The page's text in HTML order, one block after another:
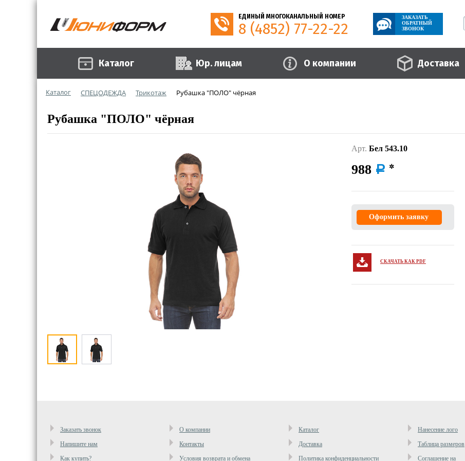
ЕДИНЫЙ МНОГОКАНАЛЬНЫЙ НОМЕР
8 (4852) 77-22-22
ЗАКАЗАТЬ
ОБРАТНЫЙ
ЗВОНОК
Каталог Юр. лицам О компании Доставка
Каталог СПЕЦОДЕЖДА Трикотаж Рубашка "ПОЛО" чёрная
Рубашка "ПОЛО" чёрная
Арт. Бел 543.10
988 a
Оформить заявку
СКАЧАТЬ КАК PDF
Заказать звонок О компании Каталог Нанесение лого
Напишите нам
Контакты Доставка Таблица размеров
Как купить?
Условия возврата и обмена Политика конфиденциальности Cоглашение на